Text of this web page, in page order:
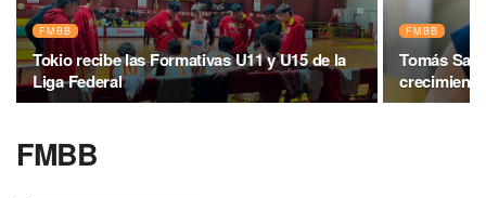
FMBB
Tokio recibe las Formativas U11 y U15 de la
Liga Federal
FMBB
Tomás
crecimiento
FMBB